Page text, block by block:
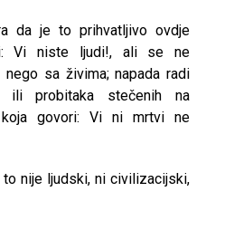
da je to prihvatljivo ovdje
Vi niste ljudi!, ali se ne
nego sa živima; napada radi
ili probitaka stečenih na
govori: Vi ni mrtvi ne
nije ljudski, ni civilizacijski,